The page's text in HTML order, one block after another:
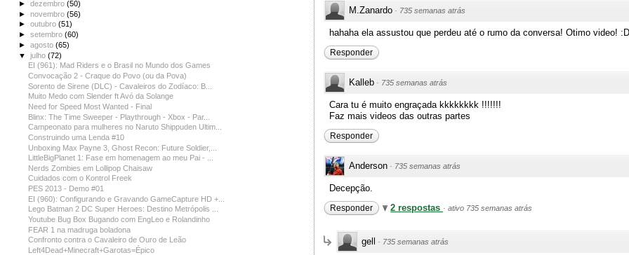
M.Zanardo · 735 semanas atrás
hahaha ela assustou que perdeu até o rumo da conversa! Otimo video! :D
Responder
Kalleb · 735 semanas atrás
Cara tu é muito engraçada kkkkkkkk !!!!!!!
Faz mais videos das outras partes
Responder
Anderson · 735 semanas atrás
Decepção.
Responder 2 respostas ·ativo 735 semanas atrás
gell · 735 semanas atrás
►dezembro(50)
►novembro(56)
►outubro(51)
►setembro(60)
►agosto(65)
▼julho(72)
EI (961): Mad Riders e o Brasil no Mundo dos Games
Convocação 2 - Craque do Povo (ou da Pova)
Sorento de Sirene (DLC) - Cavaleiros do Zodíaco: B...
Muito Medo com Slender ft Avó da Solange
Need for Speed Most Wanted - Final
Blinx: The Time Sweeper - Playthrough - Xbox - Par...
Campeonato para mulheres no Naruto Shippuden Ultim...
Construindo uma Lenda #10
Unboxing Max Payne 3, Ghost Recon: Future Soldier,...
LittleBigPlanet 1: Fase em homenagem ao meu Pai - ...
Nerds Zombies em Lollipop Chaisaw
Cuidados com o Kontrol Freek
PES 2013 - Demo #01
EI (960): Configurando e Gravando GameCapture HD +...
Lego Batman 2 DC Super Heroes: Destino Metrópolis ...
Youtube Bug Box Bugando com EngLeo e Rolandinho
FEAR 1 na madruga boladona
Confronto contra o Cavaleiro de Ouro de Leão
Left4Dead+Minecraft+Garotas=Épico